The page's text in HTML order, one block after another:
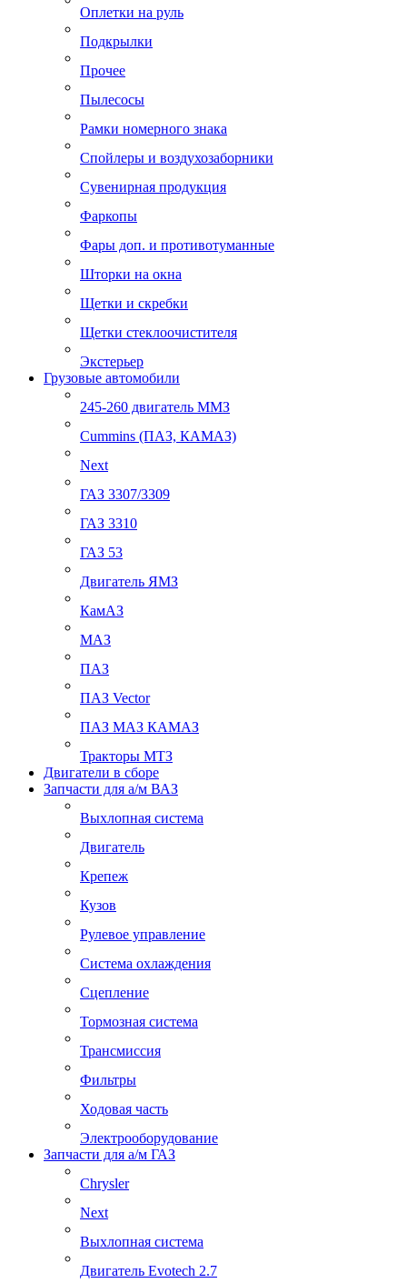
Оплетки на руль
Подкрылки
Прочее
Пылесосы
Рамки номерного знака
Спойлеры и воздухозаборники
Сувенирная продукция
Фаркопы
Фары доп. и противотуманные
Шторки на окна
Щетки и скребки
Щетки стеклоочистителя
Экстерьер
Грузовые автомобили
245-260 двигатель ММЗ
Cummins (ПАЗ, КАМАЗ)
Next
ГАЗ 3307/3309
ГАЗ 3310
ГАЗ 53
Двигатель ЯМЗ
КамАЗ
МАЗ
ПАЗ
ПАЗ Vector
ПАЗ МАЗ КАМАЗ
Тракторы МТЗ
Двигатели в сборе
Запчасти для а/м ВАЗ
Выхлопная система
Двигатель
Крепеж
Кузов
Рулевое управление
Система охлаждения
Сцепление
Тормозная система
Трансмиссия
Фильтры
Ходовая часть
Электрооборудование
Запчасти для а/м ГАЗ
Chrysler
Next
Выхлопная система
Двигатель Evotech 2.7